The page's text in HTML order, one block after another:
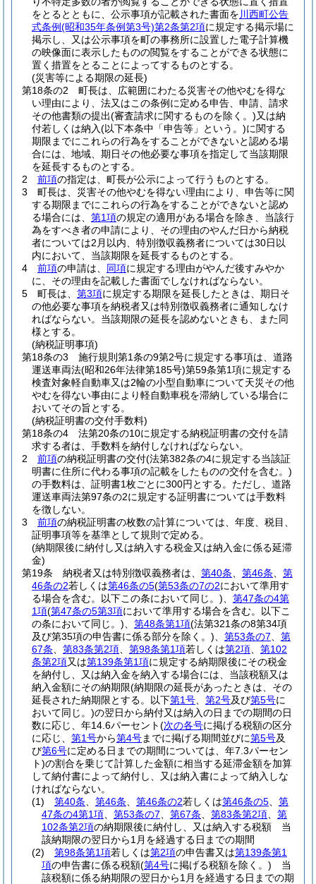
をとるとともに、公示事項が記載された書面を 川西町公告
式条例(昭和35年条例第3号)第2条第2項に規定する掲示場に
掲示し、又は公示事項を町の事務所に設置した電子計算機
の映像面に表示したものの閲覧をすることができる状態に
置く措置をとることによってするものとする。
(災害等による期限の延長)
第18条の2
町長は、広範囲にわたる災害その他やむを得な
い理由により、法又はこの条例に定める申告、申請、請求
その他書類の提出(審査請求に関するものを除く。)又は納
付若しくは納入(以下本条中「申告等」という。)に関する
期限までにこれらの行為をすることができないと認める場
合には、地域、期日その他必要な事項を指定して当該期限
を延長するものとする。
2
前項の指定は、町長が公示によって行うものとする。
3
町長は、災害その他やむを得ない理由により、申告等に関
する期限までにこれらの行為をすることができないと認め
る場合には、 第1項の規定の適用がある場合を除き、当該行
為をすべき者の申請により、その理由のやんだ日から納税
者については2月以内、特別徴収義務者については30日以
内において、当該期限を延長するものとする。
4
前項の申請は、 同項に規定する理由がやんだ後すみやか
に、その理由を記載した書面でしなければならない。
5
町長は、 第3項に規定する期限を延長したときは、期日そ
の他必要な事項を納税者又は特別徴収義務者に通知しなけ
ればならない。 当該期限の延長を認めないときも、また同
様とする。
(納税証明事項)
第18条の3
施行規則第1条の9第2号に規定する事項は、道路
運送車両法(昭和26年法律第185号)第59条第1項に規定する
検査対象軽自動車又は2輪の小型自動車について天災その他
やむを得ない事由により軽自動車税を滞納している場合に
おいてその旨とする。
(納税証明書の交付手数料)
第18条の4
法第20条の10に規定する納税証明書の交付を請
求する者は、手数料を納付しなければならない。
2
前項の納税証明書の交付(法第382条の4に規定する当該証
明書に住所に代わる事項の記載をしたものの交付を含む。)
の手数料は、証明書1枚ごとに300円とする。 ただし、道路
運送車両法第97条の2に規定する証明書については手数料
を徴しない。
3
前項の納税証明書の枚数の計算については、年度、税目、
証明事項等を基準として規則で定める。
(納期限後に納付し又は納入する税金又は納入金に係る延滞
金)
第19条
納税者又は特別徴収義務者は、 第40条 第46条
第
46条の2若しくは第46条の5(第53条の7の2において準用す
る場合を含む。以下この条において同じ。)
第47条の4第
1項(第47条の5第3項において準用する場合を含む。以下こ
の条において同じ。)
第48条第1項(法第321条の8第34項
及び第35項の申告書に係る部分を除く。)
第53条の7
第
67条
第83条第2項 第98条第1項若しくは第2項
第102
条第2項又は第139条第1項に規定する納期限後にその税金
を納付し、又は納入金を納入する場合には、当該税額又は
納入金額にその納期限(納期限の延長があったときは、その
延長された納期限とする。以下第1号 第2号及び第5号に
おいて同じ。)の翌日から納付又は納入の日までの期間の日
数に応じ、年14.6パーセント(次の各号に掲げる税額の区分
に応じ、 第1号から第4号までに掲げる期間並びに第5号及
び第6号に定める日までの期間については、年7.3パーセン
ト)の割合を乗じて計算した金額に相当する延滞金額を加算
して納付書によって納付し、又は納入書によって納入しな
ければならない。
(1)
第40条 第46条 第46条の2若しくは第46条の5
第
47条の4第1項
第53条の7 第67条 第83条第2項
第
102条第2項の納期限後に納付し、又は納入する税額 当
該納期限の翌日から1月を経過する日までの期間
(2)
第98条第1項若しくは第2項の申告書又は第139条第1
項の申告書に係る税額(第4号に掲げる税額を除く。) 当
該税額に係る納期限の翌日から1月を経過する日までの期